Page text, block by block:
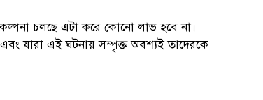
চলছে এটা করে কোনো লাভ হবে না।
এবং যারা এই ঘটনায় সম্পৃক্ত অবশ্যই তাদেরকে